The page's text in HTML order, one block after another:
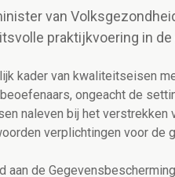
van
praktijkvoering in
kader van kwaliteitseisen
ongeacht de
naleven bij het verstrekken
verplichtingen voor de
de